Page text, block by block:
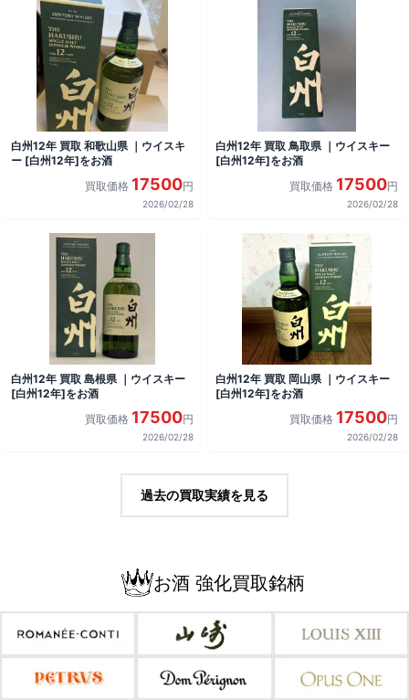
白州12年 買取 和歌山県 ｜ウイスキ
ー [白州12年]をお酒
買取価格 17500円
2026/02/28
白州12年 買取 鳥取県 ｜ウイスキー
[白州12年]をお酒
買取価格 17500円
2026/02/28
白州12年 買取 島根県 ｜ウイスキー
[白州12年]をお酒
買取価格 17500円
2026/02/28
白州12年 買取 岡山県 ｜ウイスキー
[白州12年]をお酒
買取価格 17500円
2026/02/28
過去の買取実績を見る
お酒 強化買取銘柄